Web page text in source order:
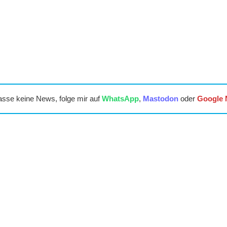
keine News, folge mir aufWhatsApp, Mastodonoder Google